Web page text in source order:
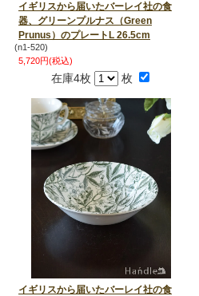
イギリスから届いたバーレイ社の食
器、グリーンプルナス（Green
Prunus）のプレートL 26.5cm
(n1-520)
5,720円(税込)
在庫4枚 枚
イギリスから届いたバーレイ社の食